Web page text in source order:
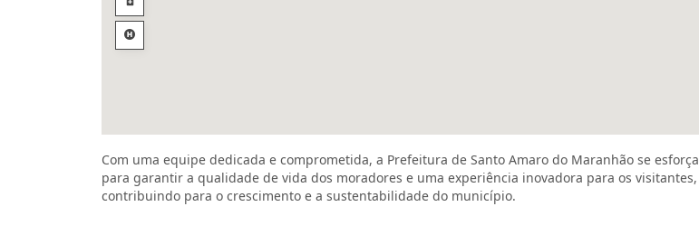
Com uma equipe dedicada e comprometida, a Prefeitura de Santo Amaro do Maranhão se esforça
para garantir a qualidade de vida dos moradores e uma experiência inovadora para os visitantes,
contribuindo para o crescimento e a sustentabilidade do município.